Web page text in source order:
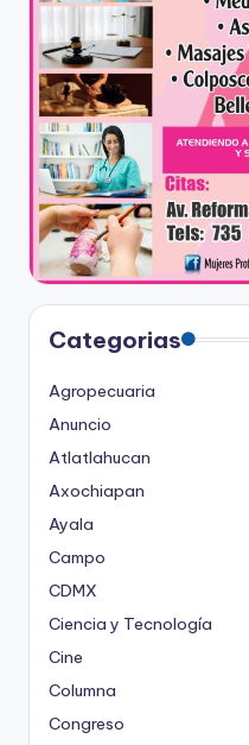
Categorias
Agropecuaria
Anuncio
Atlatlahucan
Axochiapan
Ayala
Campo
CDMX
Ciencia y Tecnología
Cine
Columna
Congreso